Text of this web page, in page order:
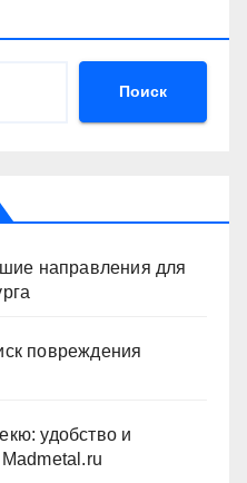
Поиск
направления для
повреждения
удобство и
Madmetal.ru